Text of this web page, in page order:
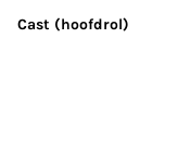
Cast (hoofdrol)